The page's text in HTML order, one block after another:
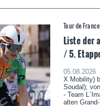
Tour de
Liste der
/ 5.
05.08.2026 |
X Mobility)
Soudal);
- Team
alten